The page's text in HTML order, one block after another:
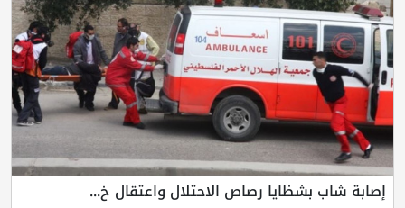
إصابة شاب بشظايا رصاص الاحتلال واعتقال خ...